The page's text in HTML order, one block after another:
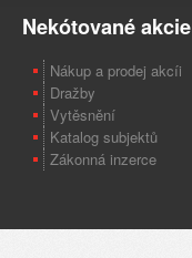
Nekótované akcie
Nákup a prodej akcíi
Dražby
Vytěsnění
Katalog subjektů
Zákonná inzerce